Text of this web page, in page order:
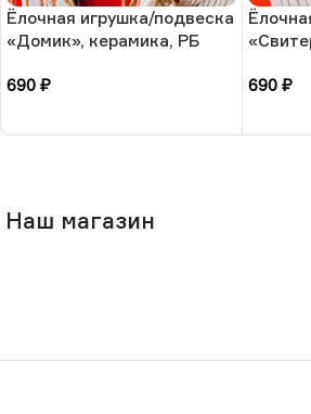
Ёлочная игрушка/подвеска
«Домик», керамика, РБ
690 ₽ 690 ₽
Наш магазин